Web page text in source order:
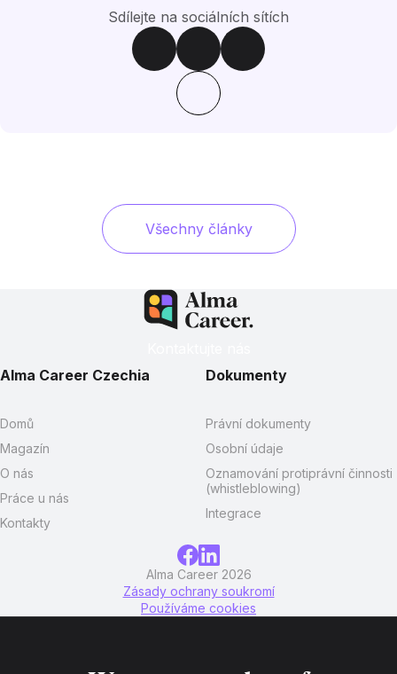
Sdílejte na sociálních sítích
Všechny články
Alma Career Czechia
Domů
Magazín
O nás
Práce u nás
Kontakty
Dokumenty
Právní dokumenty
Osobní údaje
Oznamování protiprávní činnosti
(whistleblowing)
Integrace
Alma Career 2026
Zásady ochrany soukromí
Používáme cookies